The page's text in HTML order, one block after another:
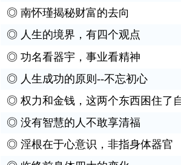
◎ 南怀瑾揭秘财富的去向
◎ 人生的境界，有四个观点
◎ 功名看器宇，事业看精神
◎ 人生成功的原则--不忘初心
◎ 权力和金钱，这两个东西困住了
◎ 没有智慧的人不敢享清福
◎ 淫根在于心意识，非指身体器官